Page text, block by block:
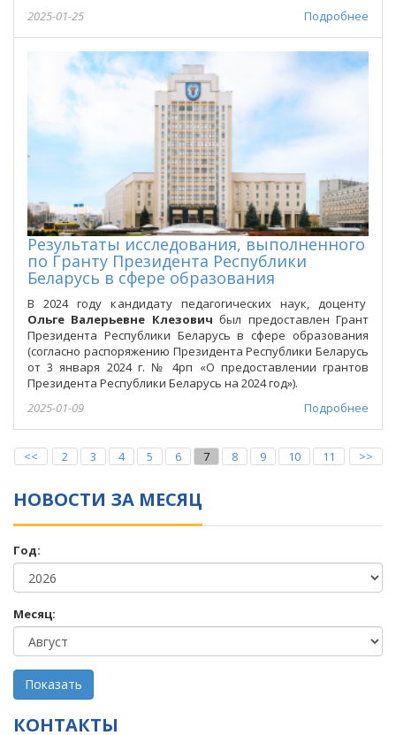
Подробнее
2025-01-25
Результаты исследования, выполненного
по Гранту Президента Республики
Беларусь в сфере образования
В 2024 году кандидату педагогических наук, доценту
Ольге Валерьевне Клезовичбыл предоставлен Грант
Президента Республики Беларусь в сфере образования
(согласно распоряжению Президента Республики Беларусь
от 3 января 2024 г. № 4рп «О предоставлении грантов
Президента Республики Беларусь на 2024 год»).
Подробнее
2025-01-09
<< 2 3 4 5 6 7 8 9 10 11 >>
НОВОСТИ ЗА МЕСЯЦ
Год:
Месяц:
КОНТАКТЫ